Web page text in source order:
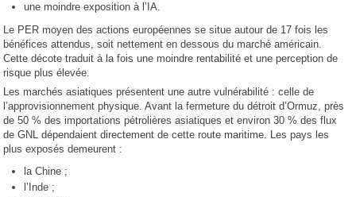
une moindre exposition à l’IA.
Le PER moyen des actions européennes se situe autour de 17 fois les
bénéfices attendus, soit nettement en dessous du marché américain.
Cette décote traduit à la fois une moindre rentabilité et une perception de
risque plus élevée.
Les marchés asiatiques présentent une autre vulnérabilité : celle de
l’approvisionnement physique. Avant la fermeture du détroit d’Ormuz, près
de 50 % des importations pétrolières asiatiques et environ 30 % des flux
de GNL dépendaient directement de cette route maritime. Les pays les
plus exposés demeurent :
la Chine ;
l’Inde ;